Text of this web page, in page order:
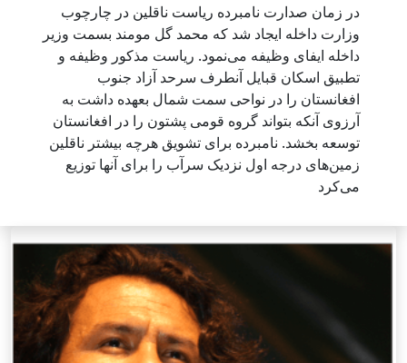
در زمان صدارت نامبرده ریاست ناقلین در چارچوب
وزارت داخله ایجاد شد که محمد گل مومند بسمت وزیر
داخله ایفای وظیفه می‌نمود. ریاست مذکور وظیفه و
تطبیق اسکان قبایل آنطرف سرحد آزاد جنوب
افغانستان را در نواحی سمت شمال بعهده داشت به
آرزوی آنکه بتواند گروه قومی پشتون را در افغانستان
توسعه بخشد. نامبرده برای تشویق هرچه بیشتر ناقلین
زمین‌های درجه اول نزدیک سرآب را برای آنها توزیع
می‌کرد